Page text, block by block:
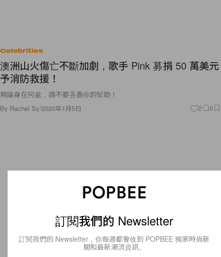
Celebrities
澳洲山火傷亡不斷加劇，歌手 Pink 募捐 50 萬美元
予消防救援！
無論身在何處，請不要吝嗇你的幫助！
By Rachel Sy/2020年1月5日 2 0
訂閱我們的 Newsletter
訂閱我們的 Newsletter，你每週都會收到 POPBEE 獨家時尚新
聞和最新潮流資訊。